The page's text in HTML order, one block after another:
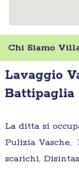
Chi Siamo
Lavaggio
La ditta si
Pulizia Vasche,
scarichi,